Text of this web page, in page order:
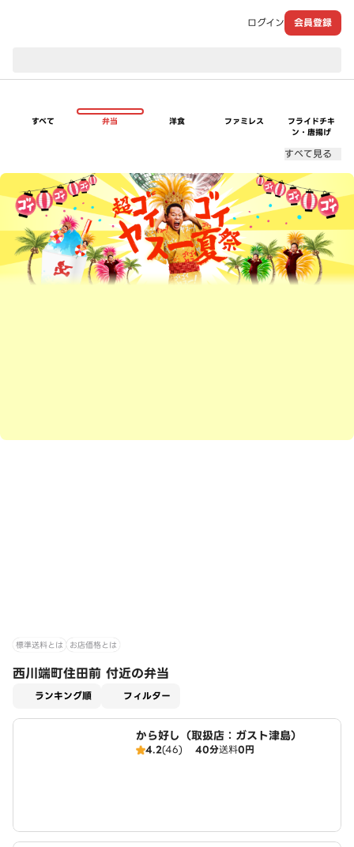
ログイン 会員登録
すべて 弁当 洋食 ファミレス
フライドチキ
ン・唐揚げ
すべて見る
超ゴイゴイヤスー夏祭
標準送料とは お店価格とは
西川端町住田前 付近の弁当
ランキング順 フィルター
から好し（取扱店：ガスト津島）
4.2(46) 40分送料0円